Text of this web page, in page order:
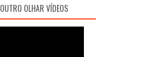
OUTRO OLHAR VÍDEOS